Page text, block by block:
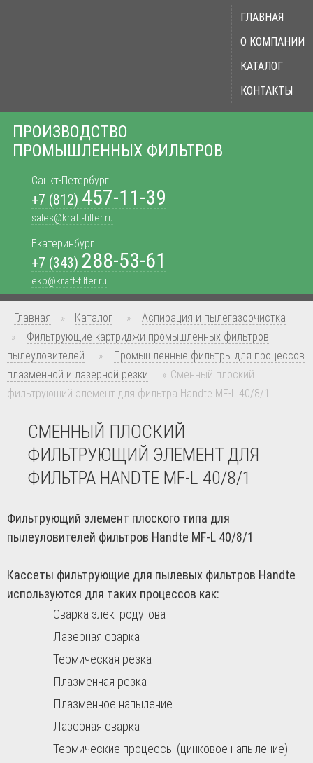
ПРОИЗВОДСТВО
ПРОМЫШЛЕННЫХ ФИЛЬТРОВ
Санкт-Петербург
+7 (812) 457-11-39
sales@kraft-filter.ru
Екатеринбург
+7 (343) 288-53-61
ekb@kraft-filter.ru
ГЛАВНАЯ
О КОМПАНИИ
КАТАЛОГ
КОНТАКТЫ
Главная » Каталог »
Аспирация и пылегазоочистка
»
Фильтрующие картриджи промышленных фильтров
пылеуловителей
»
Промышленные фильтры для процессов
плазменной и лазерной резки
» Сменный плоский
фильтрующий элемент для фильтра Handte MF-L 40/8/1
СМЕННЫЙ ПЛОСКИЙ
ФИЛЬТРУЮЩИЙ ЭЛЕМЕНТ ДЛЯ
ФИЛЬТРА HANDTE MF-L 40/8/1
Фильтрующий элемент плоского типа для
пылеуловителей фильтров Handte MF-L 40/8/1
Кассеты фильтрующие для пылевых фильтров Handte
используются для таких процессов как:
Сварка электродугова
Лазерная сварка
Термическая резка
Плазменная резка
Плазменное напыление
Лазерная сварка
Термические процессы (цинковое напыление)